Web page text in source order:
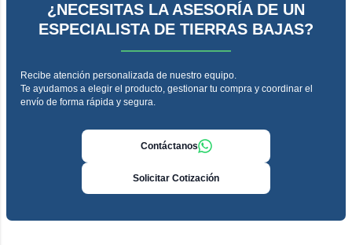
¿NECESITAS LA ASESORÍA DE UN
ESPECIALISTA DE TIERRAS BAJAS?
Recibe atención personalizada de nuestro equipo.
Te ayudamos a elegir el producto, gestionar tu compra y coordinar el
envío de forma rápida y segura.
Contáctanos
Solicitar Cotización